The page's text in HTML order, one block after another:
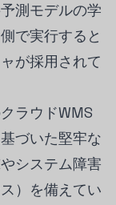
測モデルの学
で実行すると
が採用されて
ラウドWMS
づいた堅牢な
システム障害
）を備えてい